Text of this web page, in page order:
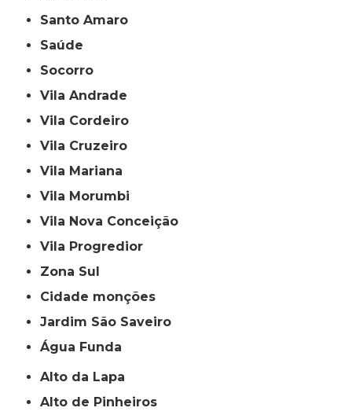
Santo Amaro
Saúde
Socorro
Vila Andrade
Vila Cordeiro
Vila Cruzeiro
Vila Mariana
Vila Morumbi
Vila Nova Conceição
Vila Progredior
Zona Sul
cidade monções
jardim São Saveiro
Água Funda
Alto da Lapa
Alto de Pinheiros